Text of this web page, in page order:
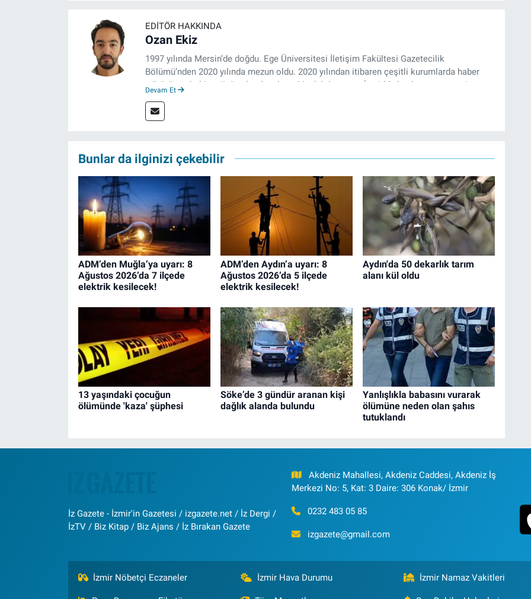
EDITÖR HAKKINDA
Ozan Ekiz
1997 yılında Mersin’de doğdu. Ege Üniversitesi İletişim Fakültesi Gazetecilik
Bölümü’nden 2020 yılında mezun oldu. 2020 yılından itibaren çeşitli kurumlarda haber
editörü, muhabir, rejisör olarak çalıştı. Meslek hayatına İzmir’de başlayan gazeteci,
Devam Et
Bunlar da ilginizi çekebilir
ADM’den Muğla’ya uyarı: 8
Ağustos 2026’da 7 ilçede
elektrik kesilecek!
ADM’den Aydın’a uyarı: 8
Ağustos 2026’da 5 ilçede
elektrik kesilecek!
Aydın'da 50 dekarlık tarım
alanı kül oldu
13 yaşındaki çocuğun
ölümünde 'kaza' şüphesi
Söke’de 3 gündür aranan kişi
dağlık alanda bulundu
Yanlışlıkla babasını vurarak
ölümüne neden olan şahıs
tutuklandı
İz Gazete - İzmir'in Gazetesi / izgazete.net / İz Dergi /
İzTV / Biz Kitap / Biz Ajans / İz Bırakan Gazete
Akdeniz Mahallesi, Akdeniz Caddesi, Akdeniz İş
Merkezi No: 5, Kat: 3 Daire: 306 Konak/ İzmir
0232 483 05 85
izgazete@gmail.com
İzmir Nöbetçi Eczaneler İzmir Hava Durumu İzmir Namaz Vakitleri